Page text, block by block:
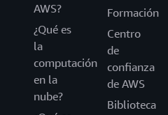
AWS?
¿Qué es
la
computación
en la
nube?
Formación
Centro
de
confianza
de AWS
Biblioteca